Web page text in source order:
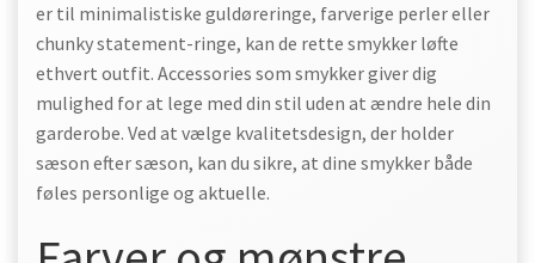
er til minimalistiske guldøreringe, farverige perler eller
chunky statement-ringe, kan de rette smykker løfte
ethvert outfit. Accessories som smykker giver dig
mulighed for at lege med din stil uden at ændre hele din
garderobe. Ved at vælge kvalitetsdesign, der holder
sæson efter sæson, kan du sikre, at dine smykker både
føles personlige og aktuelle.